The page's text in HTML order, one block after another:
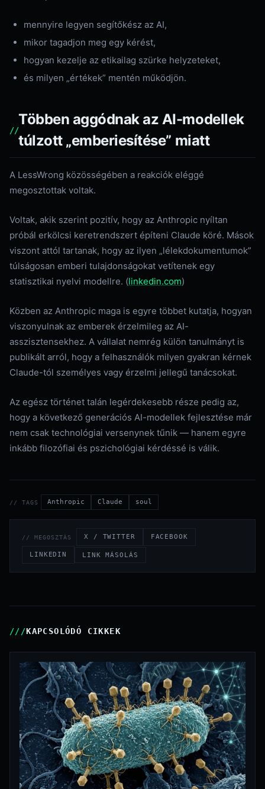
mennyire legyen segítőkész az AI,
mikor tagadjon meg egy kérést,
hogyan kezelje az etikailag szürke helyzeteket,
és milyen „értékek” mentén működjön.
Többen aggódnak az AI-modellek
túlzott „emberiesítése” miatt
A LessWrong közösségében a reakciók eléggé
megosztottak voltak.
Voltak, akik szerint pozitív, hogy az Anthropic nyíltan
próbál erkölcsi keretrendszert építeni Claude köré. Mások
viszont attól tartanak, hogy az ilyen „lélekdokumentumok”
túlságosan emberi tulajdonságokat vetítenek egy
statisztikai nyelvi modellre. (linkedin.com)
Közben az Anthropic maga is egyre többet kutatja, hogyan
viszonyulnak az emberek érzelmileg az AI-
asszisztensekhez. A vállalat nemrég külön tanulmányt is
publikált arról, hogy a felhasználók milyen gyakran kérnek
Claude-tól személyes vagy érzelmi jellegű tanácsokat.
Az egész történet talán legérdekesebb része pedig az,
hogy a következő generációs AI-modellek fejlesztése már
nem csak technológiai versenynek tűnik — hanem egyre
inkább filozófiai és pszichológiai kérdéssé is válik.
// TAGS Anthropic Claude soul
// MEGOSZTÁS X / TWITTER FACEBOOK
LINKEDIN LINK MÁSOLÁS
KAPCSOLÓDÓ CIKKEK